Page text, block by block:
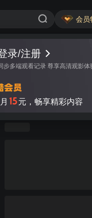
会员
录/注册
步多端观看记录 尊享高清观影体
15元，畅享精彩内容